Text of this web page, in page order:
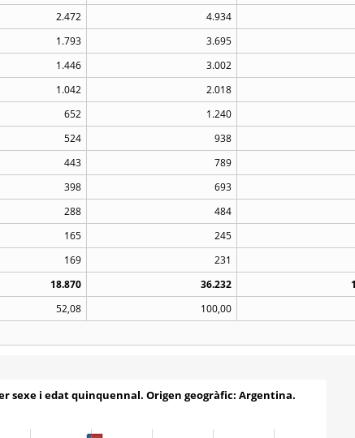
2.472 4.934
1.793 3.695
1.446 3.002
1.042 2.018
652 1.240
524 938
443 789
398 693
288 484
165 245
169 231
18.870 36.232
52,08
100,00